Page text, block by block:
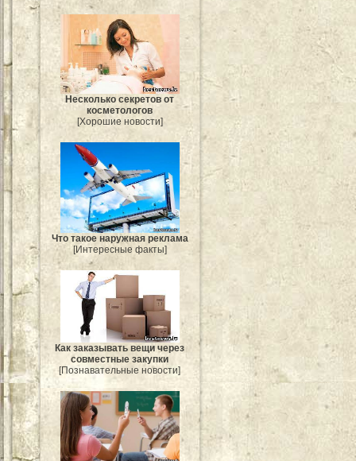
Несколько секретов от
косметологов
[Хорошие новости]
Что такое наружная реклама
[Интересные факты]
Как заказывать вещи через
совместные закупки
[Познавательные новости]